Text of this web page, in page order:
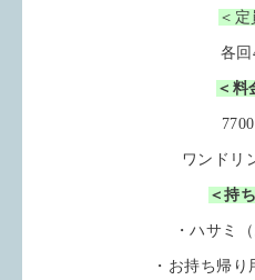
＜定
各回
＜料
ワンドリ
＜持
・ハサミ
・お持ち帰